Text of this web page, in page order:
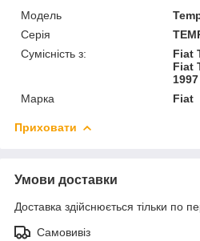
Модель
Серія
Сумісність з:
Fiat
Fiat
1997
Марка
Fiat
Приховати
Умови доставки
Доставка здійснюється тільки по
Самовивіз